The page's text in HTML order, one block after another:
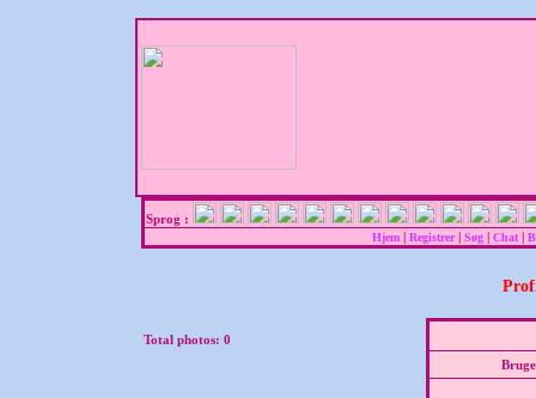
Sprog :
Hjem| Registrer| Søg| Chat|
Total photos: 0